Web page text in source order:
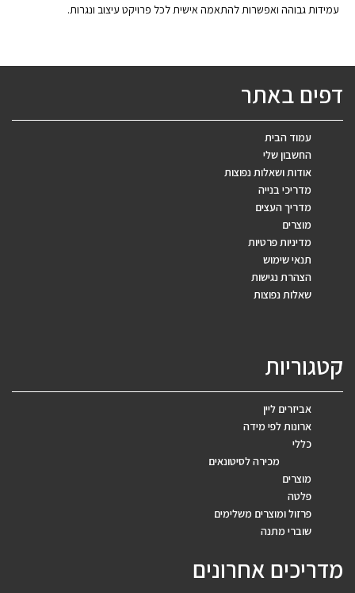
עמידות גבוהה ואפשרות להתאמה אישית לכל פרויקט עיצוב ונגרות.
דפים באתר
עמוד הבית
החשבון שלי
אודות ושאלות נפוצות
מדריכי בנייה
מדריך העצים
מוצרים
מדיניות פרטיות
תנאי שימוש
הצהרת נגישות
שאלות נפוצות
קטגוריות
אביזרים ליין
ארונות לפי מידה
כללי
מכירה לסיטונאים
מוצרים
פלטה
פרזול ומוצרים משלימים
שוברי מתנה
מדריכים אחרונים